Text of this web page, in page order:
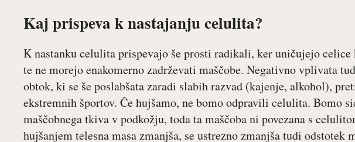
Kaj prispeva k nastajanju celulita?
K nastanku celulita prispevajo še prosti radikali, ker uničujejo celice
te ne morejo enakomerno zadrževati maščobe. Negativno vplivata
obtok, ki se še poslabšata zaradi slabih razvad (kajenje, alkohol),
ekstremnih športov. Če hujšamo, ne bomo odpravili celulita. Bomo
maščobnega tkiva v podkožju, toda ta maščoba ni povezana s
hujšanjem telesna masa zmanjša, se ustrezno zmanjša tudi odstotek